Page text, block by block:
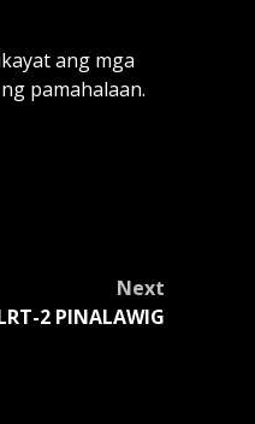
ang mga
pamahalaan.
Next
2 PINALAWIG